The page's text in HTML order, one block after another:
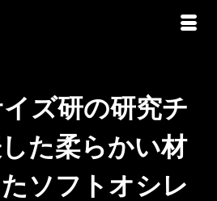
ズ研の研究チ
た柔らかい材
ソフトオシレ